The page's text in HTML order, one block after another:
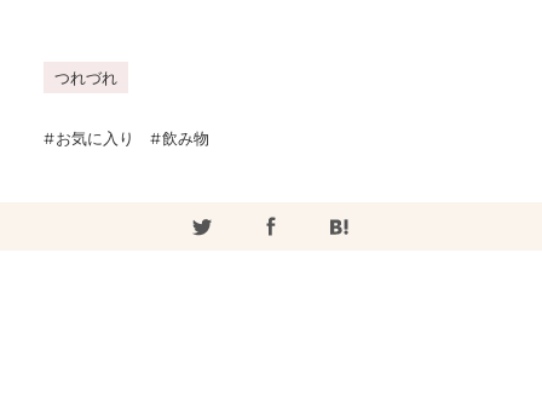
つれづれ
お気に入り 飲み物